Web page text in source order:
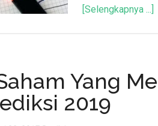
[Selengkapnya ...]
Yang
2019